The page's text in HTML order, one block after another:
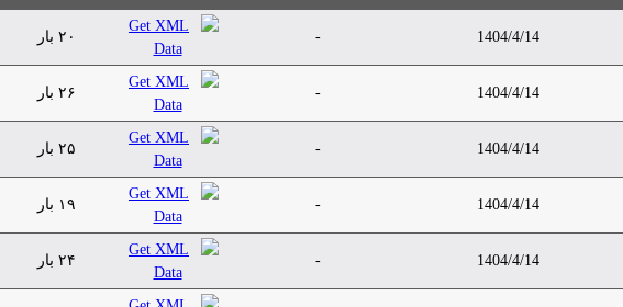
1404/4/14
- ۲۰ بار
1404/4/14
- ۲۶ بار
1404/4/14
- ۲۵ بار
1404/4/14
- ۱۹ بار
1404/4/14
- ۲۴ بار